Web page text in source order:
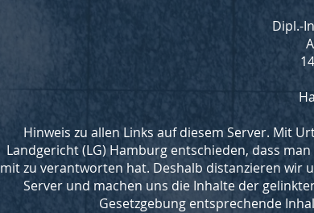
Dipl.-
Hinweis zu allen Links auf diesem Server. Mit
Landgericht (LG) Hamburg entschieden, dass
mit zu verantworten hat. Deshalb distanzieren wir
Server und machen uns die Inhalte der
Gesetzgebung entsprechende